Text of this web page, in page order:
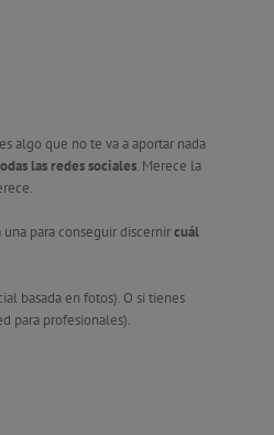
algo que no te va a aportar nada
las redes sociales. Merece la
para conseguir discernircuál
basada en fotos). O si tienes
para profesionales).